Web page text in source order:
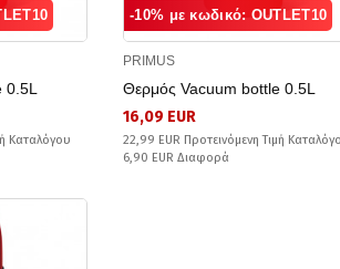
Καταλόγου
-10% με κωδικό: OUTLET10
PRIMUS
Θερμός Vacuum bottle 0.5L
16,09 EUR
22,99 EUR Προτεινόμενη Τιμή
6,90 EUR Διαφορά